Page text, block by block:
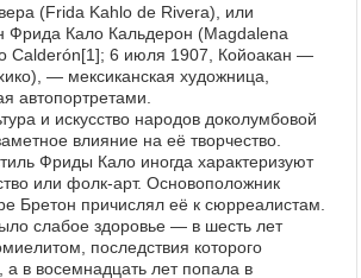
(Frida Kahlo de Rivera), или
Фрида Кало Кальдерон (Magdalena
Calderón[1]; 6 июля 1907, Койоакан —
— мексиканская художница,
автопортретами.
и искусство народов доколумбовой
влияние на её творчество.
Фриды Кало иногда характеризуют
или фолк-арт. Основоположник
Бретон причислял её к сюрреалистам.
слабое здоровье — в шесть лет
последствия которого
а в восемнадцать лет попала в